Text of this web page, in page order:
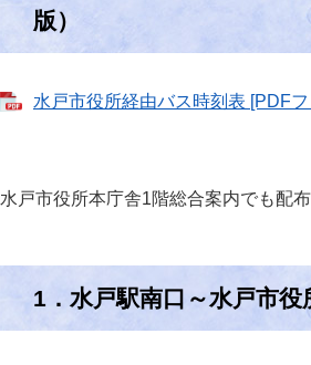
版）
水戸市役所経由バス時刻表 [PDF
水戸市役所本庁舎1階総合案内でも配布
1．水戸駅南口～水戸市